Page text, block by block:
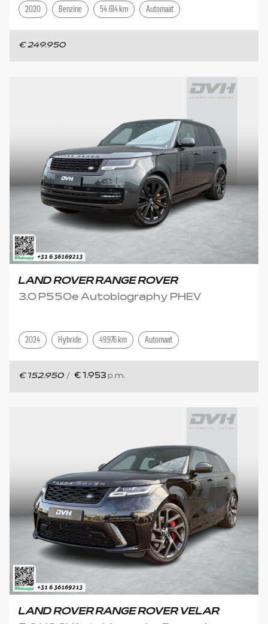
2020 Benzine 54.614 km Automaat
€ 249.950
LAND ROVER RANGE ROVER
3.0 P550e Autobiography PHEV
2024 Hybride 49.976 km Automaat
€ 152.950 / € 1.953 p.m.
LAND ROVER RANGE ROVER VELAR